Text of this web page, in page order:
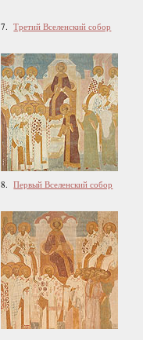
7.Третий Вселенский собор
8.Первый Вселенский собор